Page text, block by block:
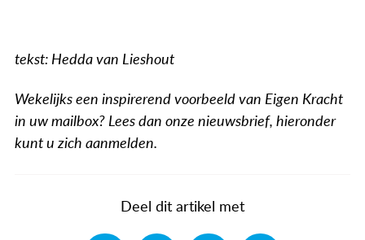
tekst: Hedda van Lieshout
Wekelijks een inspirerend voorbeeld van Eigen Kracht
in uw mailbox? Lees dan onze nieuwsbrief, hieronder
kunt u zich aanmelden.
Deel dit artikel met